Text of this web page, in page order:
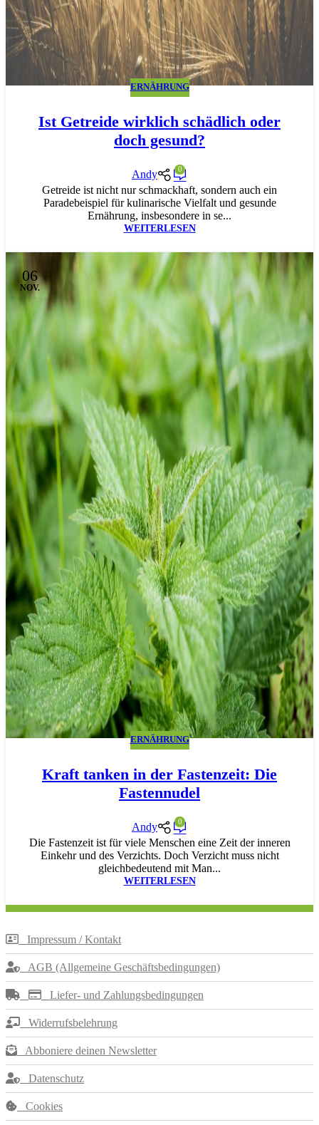
ERNÄHRUNG
Ist Getreide wirklich schädlich oder
doch gesund?
Andy 0
Getreide ist nicht nur schmackhaft, sondern auch ein
Paradebeispiel für kulinarische Vielfalt und gesunde
Ernährung, insbesondere in se...
WEITERLESEN
06
NOV.
ERNÄHRUNG
Kraft tanken in der Fastenzeit: Die
Fastennudel
Andy 0
Die Fastenzeit ist für viele Menschen eine Zeit der inneren
Einkehr und des Verzichts. Doch Verzicht muss nicht
gleichbedeutend mit Man...
WEITERLESEN
Impressum / Kontakt
AGB (Allgemeine Geschäftsbedingungen)
Liefer- und Zahlungsbedingungen
Widerrufsbelehrung
Abboniere deinen Newsletter
Datenschutz
Cookies